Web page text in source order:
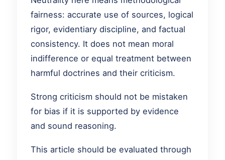
fairness: accurate use of sources, logical
rigor, evidentiary discipline, and factual
consistency. It does not mean moral
indifference or equal treatment between
harmful doctrines and their criticism.
Strong criticism should not be mistaken
for bias if it is supported by evidence
and sound reasoning.
This article should be evaluated through